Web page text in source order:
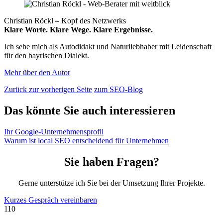
Christian Röckl – Kopf des Netzwerks
Klare Worte. Klare Wege. Klare Ergebnisse.
Ich sehe mich als Autodidakt und Naturliebhaber mit Leidenschaft
für den bayrischen Dialekt.
Mehr über den Autor
Zurück zur vorherigen Seite zum SEO-Blog
Das könnte Sie auch interessieren
Ihr Google-Unternehmensprofil
Warum ist local SEO entscheidend für Unternehmen
Sie haben Fragen?
Gerne unterstütze ich Sie bei der Umsetzung Ihrer Projekte.
Kurzes Gespräch vereinbaren
110